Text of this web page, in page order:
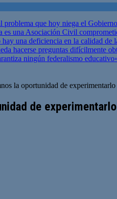
que hoy niega el
una Asociación Civil
una deficiencia en la calidad
hacerse preguntas difícilmente
ningún federalismo
la oportunidad de experimentarlo
de